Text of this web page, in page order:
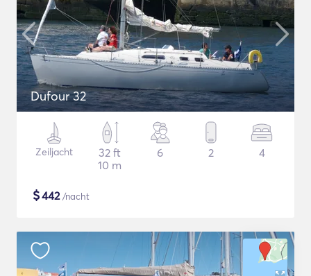
Dufour 32
Zeiljacht
32 ft
10 m
6 2 4
$442/nacht